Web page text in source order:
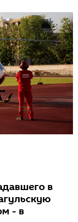
в
- в